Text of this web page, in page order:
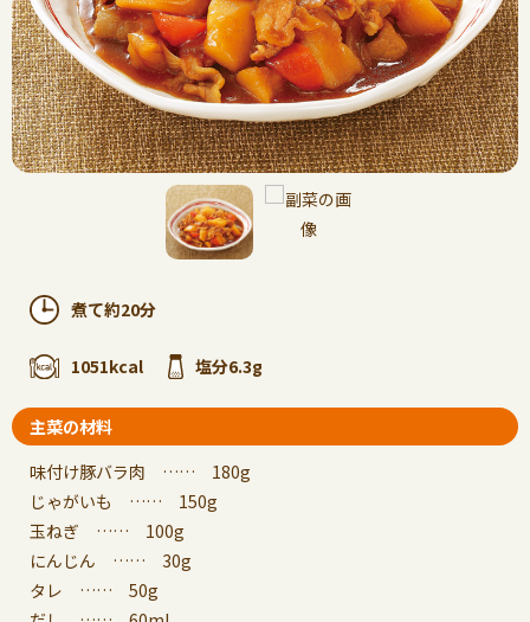
煮て約20分
1051kcal 塩分6.3g
主菜の材料
味付け豚バラ肉 …… 180g
じゃがいも …… 150g
玉ねぎ …… 100g
にんじん …… 30g
タレ …… 50g